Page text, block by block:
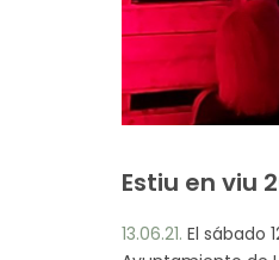
Estiu en viu
13.06.21. El sábado